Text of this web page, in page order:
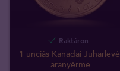
Raktáron
1 unciás Kanadai Juharlevél
aranyérme